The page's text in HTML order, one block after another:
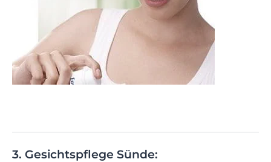
3. Gesichtspflege Sünde: